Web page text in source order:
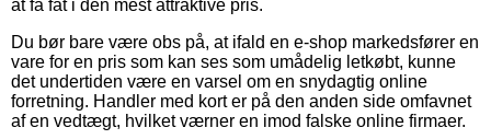
at få fat i den mest attraktive pris.
Du bør bare være obs på, at ifald en e-shop markedsfører en
vare for en pris som kan ses som umådelig letkøbt, kunne
det undertiden være en varsel om en snydagtig online
forretning. Handler med kort er på den anden side omfavnet
af en vedtægt, hvilket værner en imod falske online firmaer.